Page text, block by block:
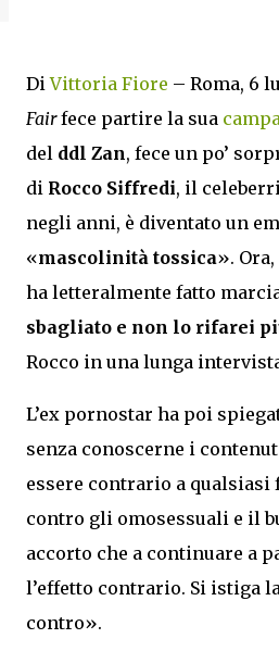
DiVittoria Fiore – Roma, 6
Fairfece partire la sua
del ddl Zan, fece un po’
di Rocco Siffredi, il
negli anni, è diventato un
«mascolinità tossica».
ha letteralmente fatto
sbagliato e non lo rifarei
Rocco in una lunga
L’ex pornostar ha poi
senza conoscerne i
essere contrario a qualsiasi
contro gli omosessuali e il
accorto che a continuare a
l’effetto contrario. Si istiga
contro».